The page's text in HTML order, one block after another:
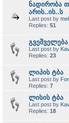
ნადირობა
არის..ის..ს
Last post by
Replies: 51
Last post by
Replies: 23
ლიპის ტბა
Last post by
Replies: 7
ლისის ტბა
Last post by
Replies: 18